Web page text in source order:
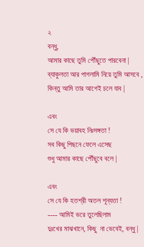
২
বন্ধু,
আমার কাছে তুমি পৌঁছুতে পারবেনা |
ব্যাকুলতা আর পাগলামি নিয়ে তুমি আসবে ,
কিন্তু আমি তার আগেই চলে যাব |
এবং
সে যে কি ভয়াবহ নিঃসঙ্গতা !
সব কিছু পিছনে ফেলে এসেছ
শুধু আমার কাছে পৌঁছুবে বলে |
এবং
সে যে কি হতশ্রী অতল শূন্যতা !
---- আমিই ভরে তুলেছিলাম
দুঃখের মাঝখানে, কিছু না ভেবেই, বন্ধু |